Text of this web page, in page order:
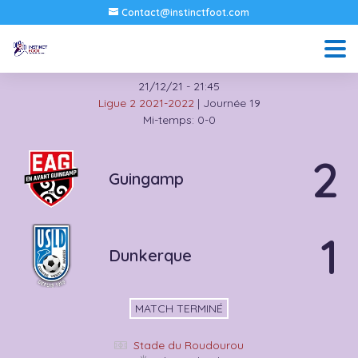
Contact@instinctfoot.com
21/12/21 - 21:45
Ligue 2 2021-2022 | Journée 19
Mi-temps: 0-0
Guingamp 2
Dunkerque 1
MATCH TERMINÉ
Stade du Roudourou